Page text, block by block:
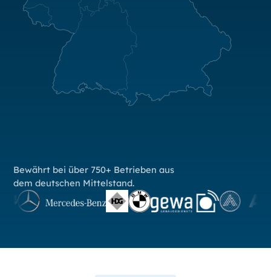
Bewährt bei über 750+ Betrieben aus
dem deutschen Mittelstand.